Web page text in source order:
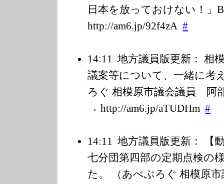
日本を放っておけない！」
http://am6.jp/92f4zA #
14:11 地方議員版更新： 相
議案等について、一緒に考
ろぐ 相模原市議会議員 阿
→ http://am6.jp/aTUDHm #
14:11 地方議員版更新： 【
七分団第四部の定期点検の
た。 （あべぶろぐ 相模原